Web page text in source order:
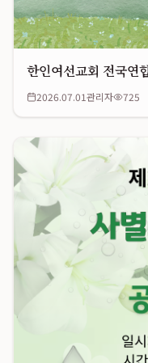
한인여선교회 전국연
2026.07.01관리자 725